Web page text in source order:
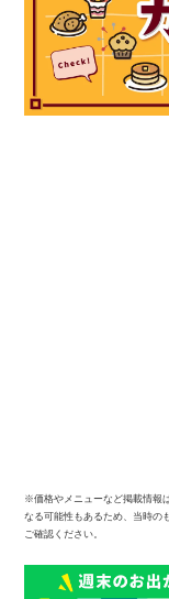
※価格やメニューなど掲載情報
なる可能性もあるため、当時の
ご確認ください。